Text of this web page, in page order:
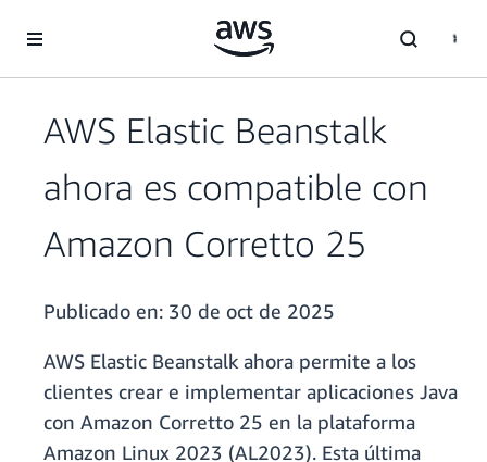
AWS Elastic Beanstalk
ahora es compatible con
Amazon Corretto 25
Publicado en: 30 de oct de 2025
AWS Elastic Beanstalk ahora permite a los
clientes crear e implementar aplicaciones Java
con Amazon Corretto 25 en la plataforma
Amazon Linux 2023 (AL2023). Esta última